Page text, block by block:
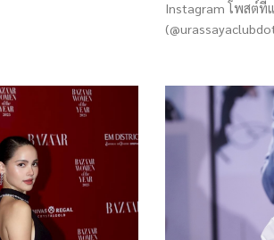
Instagram โพสต์ที่